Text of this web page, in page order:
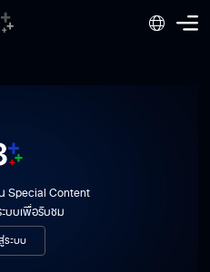
Special Content
บบเพื่อรับชม
ระบบ